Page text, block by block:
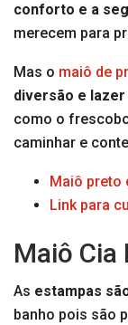
conforto e a
merecem para
Mas o maiô de
diversão e lazer
como o
caminhar e
Maiô preto
Link para
Maiô
As estampas
banho pois são